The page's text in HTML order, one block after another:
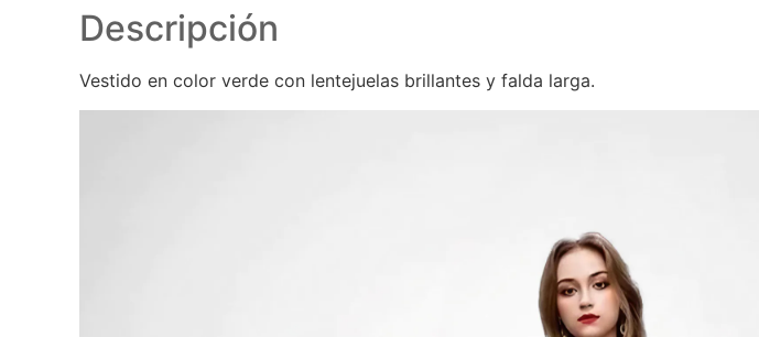
Descripción
Vestido en color verde con lentejuelas brillantes y falda larga.